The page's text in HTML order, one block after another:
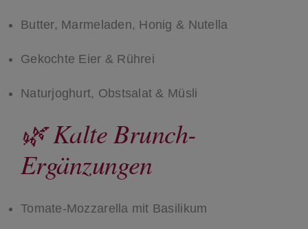
Butter, Marmeladen, Honig & Nutella
Gekochte Eier & Rührei
Naturjoghurt, Obstsalat & Müsli
🌿 Kalte Brunch-
Ergänzungen
Tomate-Mozzarella mit Basilikum